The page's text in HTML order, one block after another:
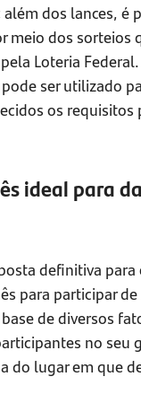
além dos lances, é
meio dos sorteios
Loteria
pode ser utilizado
os requisitos
ideal para
definitiva
para participar
de diversos
no seu
do lugar em que